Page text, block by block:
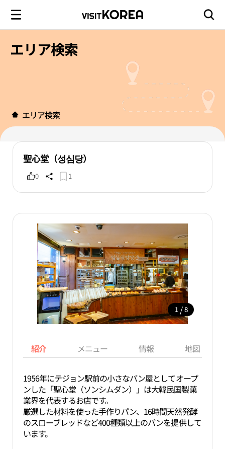
エリア検索
エリア検索
聖心堂（성심당）
0 1
1 / 8
紹介 メニュー 情報 地図
1956年にテジョン駅前の小さなパン屋としてオープ
ンした「聖心堂（ソンシムダン）」は大韓民国製菓
業界を代表するお店です。
厳選した材料を使った手作りパン、16時間天然発酵
のスローブレッドなど400種類以上のパンを提供して
います。